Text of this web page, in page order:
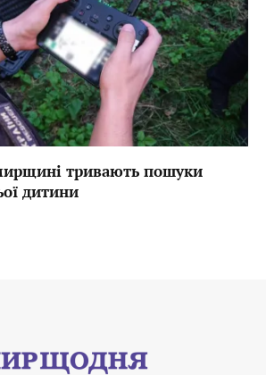
тривають пошуки
дитини